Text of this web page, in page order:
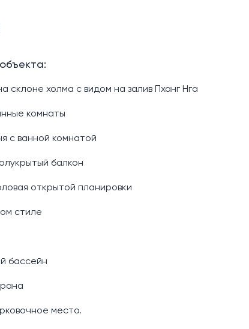
склоне холма с видом на залив Пханг Нга
комнаты
с ванной комнатой
балкон
открытой планировки
стиле
бассейн
место.